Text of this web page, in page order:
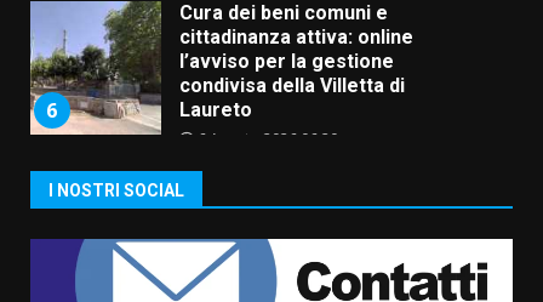
6
Cura dei beni comuni e
cittadinanza attiva: online
l’avviso per la gestione
condivisa della Villetta di
Laureto
6 Agosto 2026 06:20
assoluta de “L’Albergo
6 Agosto 2026 06:15
I NOSTRI SOCIAL